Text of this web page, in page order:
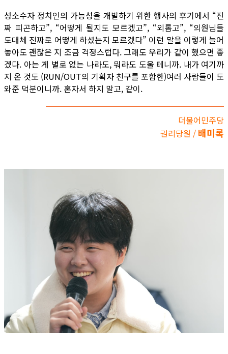
성소수자 정치인의 가능성을 개발하기 위한 행사의 후기에서 “진
짜 피곤하고”, “어떻게 될지도 모르겠고”, “외롭고”, “의원님들
도대체 진짜로 어떻게 하셨는지 모르겠다” 이런 말을 이렇게 늘어
놓아도 괜찮은 지 조금 걱정스럽다. 그래도 우리가 같이 했으면 좋
겠다. 아는 게 별로 없는 나라도, 뭐라도 도울 테니까. 내가 여기까
지 온 것도 (RUN/OUT의 기획자 친구를 포함한)여러 사람들이 도
와준 덕분이니까. 혼자서 하지 말고, 같이.
더불어민주당
권리당원 / 배미록